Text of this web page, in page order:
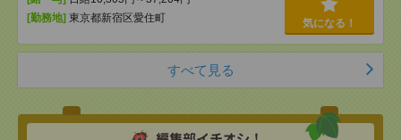
[勤務地] 東京都新宿区愛住町 気になる！
すべて見る